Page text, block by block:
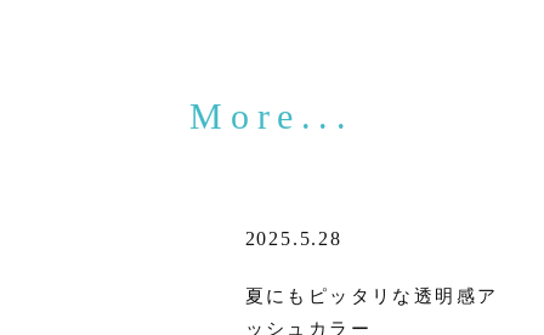
2025.5.28
夏にもピッタリな透明感ア
ッシュカラー